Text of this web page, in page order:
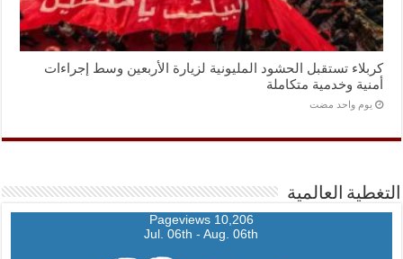
كربلاء تستقبل الحشود المليونية لزيارة الأربعين وسط إجراءات
أمنية وخدمية متكاملة
‏يوم واحد مضت
التغطية العالمية
10,206 Pageviews
Jul. 06th - Aug. 06th